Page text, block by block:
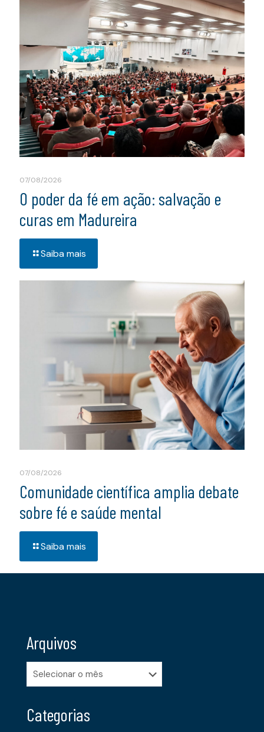
07/08/2026
O poder da fé em ação: salvação e
curas em Madureira
Saiba mais
07/08/2026
Comunidade científica amplia debate
sobre fé e saúde mental
Saiba mais
Arquivos
Arquivos
Categorias